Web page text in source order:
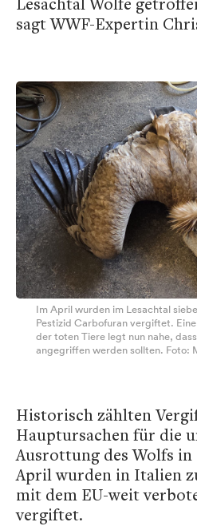
sagt WWF-Expertin
Im April wurden im Lesachtal
Pestizid Carbofuran vergiftet.
der toten Tiere legt nun nahe,
angegriffen werden sollten. Foto:
Historisch zählten
Hauptursachen für die
Ausrottung des Wolfs
April wurden in Italien
mit dem EU-weit
vergiftet.